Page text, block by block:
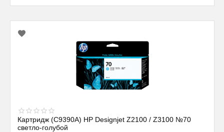
Картридж (C9390A) HP Designjet Z2100 / Z3100 №70
cветло-голубой